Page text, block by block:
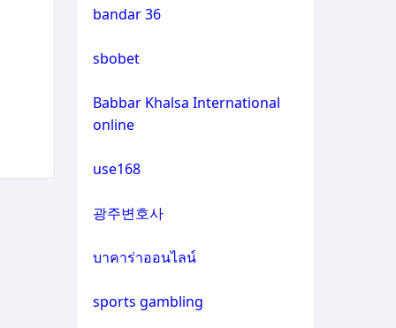
crypto casinos
s licencí v čr
bandar 36
sbobet
Babbar Khalsa International
online
use168
광주변호사
บาคาร่าออนไลน์
sports gambling